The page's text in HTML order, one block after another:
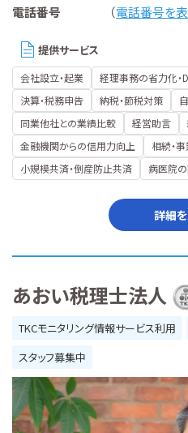
電話番号
（電話番号を
提供サービス
会社設立・起業 経理事務の省力化・
決算・税務申告
納税・節税対策
同業他社との業績比較
経営助言
金融機関からの信用力向上
相続・
小規模共済・倒産防止共済
病医院の
詳細
あおい税理士法人
TKCモニタリング情報サービス利用
スタッフ募集中